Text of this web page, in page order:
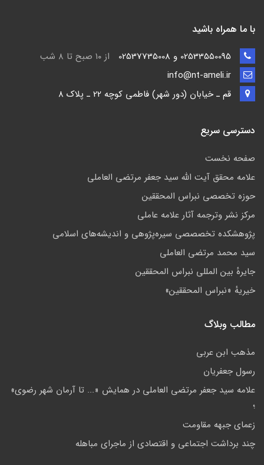
با ما همراه باشید
از ۱۰ صبح تا ۸ شب
قم ـ خيابان (دور شهر) فاطمي كوچه 22 ـ پلاک 8
دسترسی سریع
صفحه نخست
علامه محقق آیت الله سید جعفر مرتضی العاملی
حوزه تخصصی نبراس المحققین
مركز نشر وترجمه آثار علامه عاملی
پژوهشكده تخصصصى سیره‌پژوهی و اندیشه‌های اسلامی
سید محمد مرتضی العاملی
جايرهٔ بین المللی نبراس المحققین
خيريهٔ «نبراس المحققين»
مطالب وبلاگ
مذهب ابن عربى
رسول جعفریان
علامه سيد جعفر مرتضي العاملي در همايش «... تا آرمان شهر رضوي»
؛
زعمای جبهه مقاومت
چند برداشت اجتماعی و اقتصادی از ماجرای مباهله